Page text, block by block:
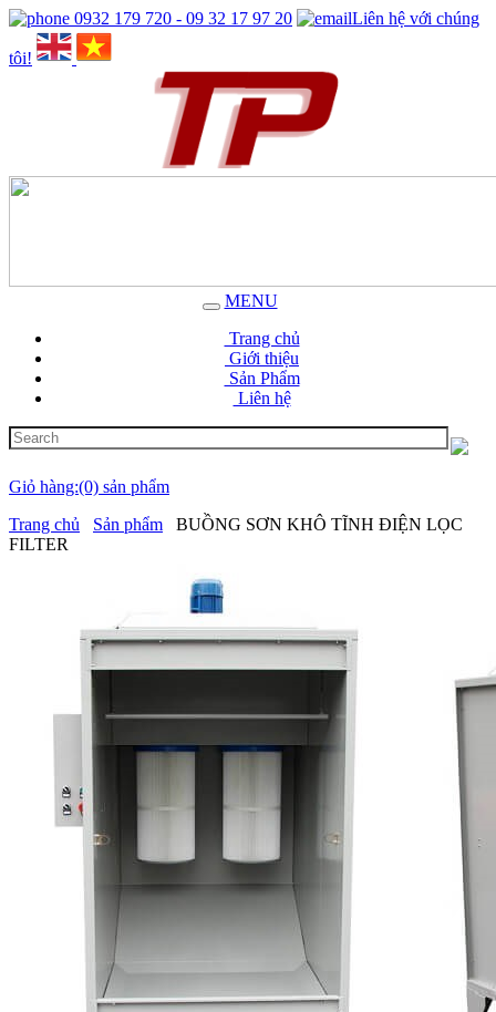
0932 179 720 - 09 32 17 97 20 Liên hệ với chúng
tôi!
MENU
Trang chủ
Giới thiệu
Sản Phẩm
Liên hệ
Giỏ hàng:(0) sản phẩm
Trang chủ
Sản phẩm
BUỒNG SƠN KHÔ TĨNH ĐIỆN LỌC
FILTER